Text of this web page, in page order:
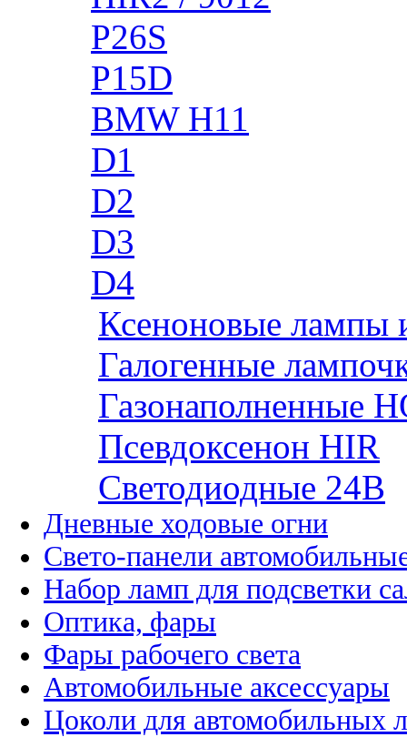
P26S
P15D
BMW H11
D1
D2
D3
D4
Ксеноновые лампы
Галогенные
Газонаполненные
Псевдоксенон HIR
Cветодиодные 24B
Дневные ходовые огни
Свето-панели
Набор ламп для подсветки
Оптика, фары
Фары рабочего света
Автомобильные аксессуары
Цоколи для автомобильных